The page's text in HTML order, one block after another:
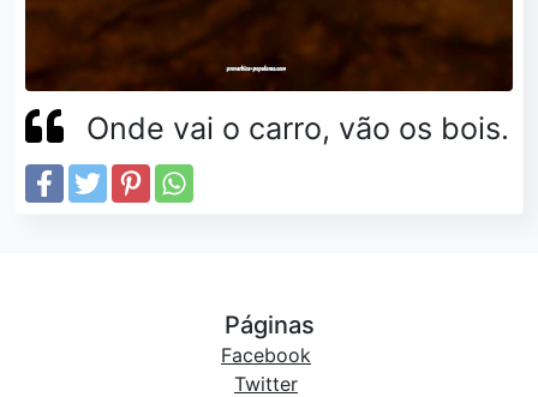
Onde vai o carro, vão os bois.
Páginas
Facebook
Twitter